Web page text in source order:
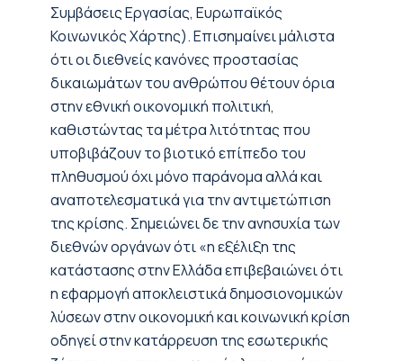
Συμβάσεις Εργασίας, Ευρωπαϊκός
Κοινωνικός Χάρτης). Επισημαίνει μάλιστα
ότι οι διεθνείς κανόνες προστασίας
δικαιωμάτων του ανθρώπου θέτουν όρια
στην εθνική οικονομική πολιτική,
καθιστώντας τα μέτρα λιτότητας που
υποβιβάζουν το βιοτικό επίπεδο του
πληθυσμού όχι μόνο παράνομα αλλά και
αναποτελεσματικά για την αντιμετώπιση
της κρίσης. Σημειώνει δε την ανησυχία των
διεθνών οργάνων ότι «η εξέλιξη της
κατάστασης στην Ελλάδα επιβεβαιώνει ότι
η εφαρμογή αποκλειστικά δημοσιονομικών
λύσεων στην οικονομική και κοινωνική κρίση
οδηγεί στην κατάρρευση της εσωτερικής